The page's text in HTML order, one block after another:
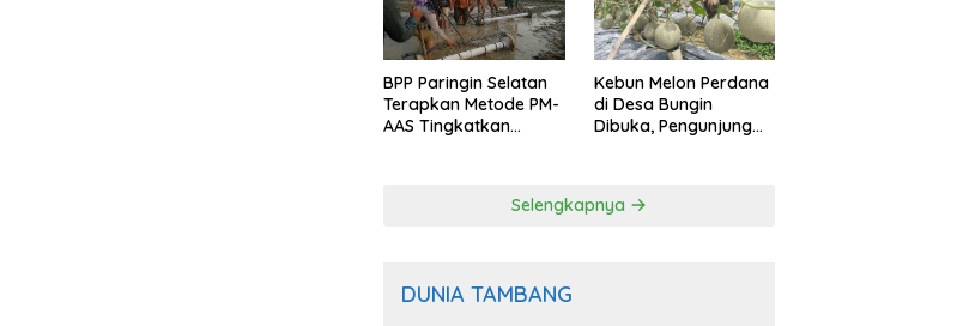
BPP Paringin Selatan
Terapkan Metode PM-
AAS Tingkatkan
Kebun Melon Perdana
di Desa Bungin
Dibuka, Pengunjung
Selengkapnya
DUNIA TAMBANG